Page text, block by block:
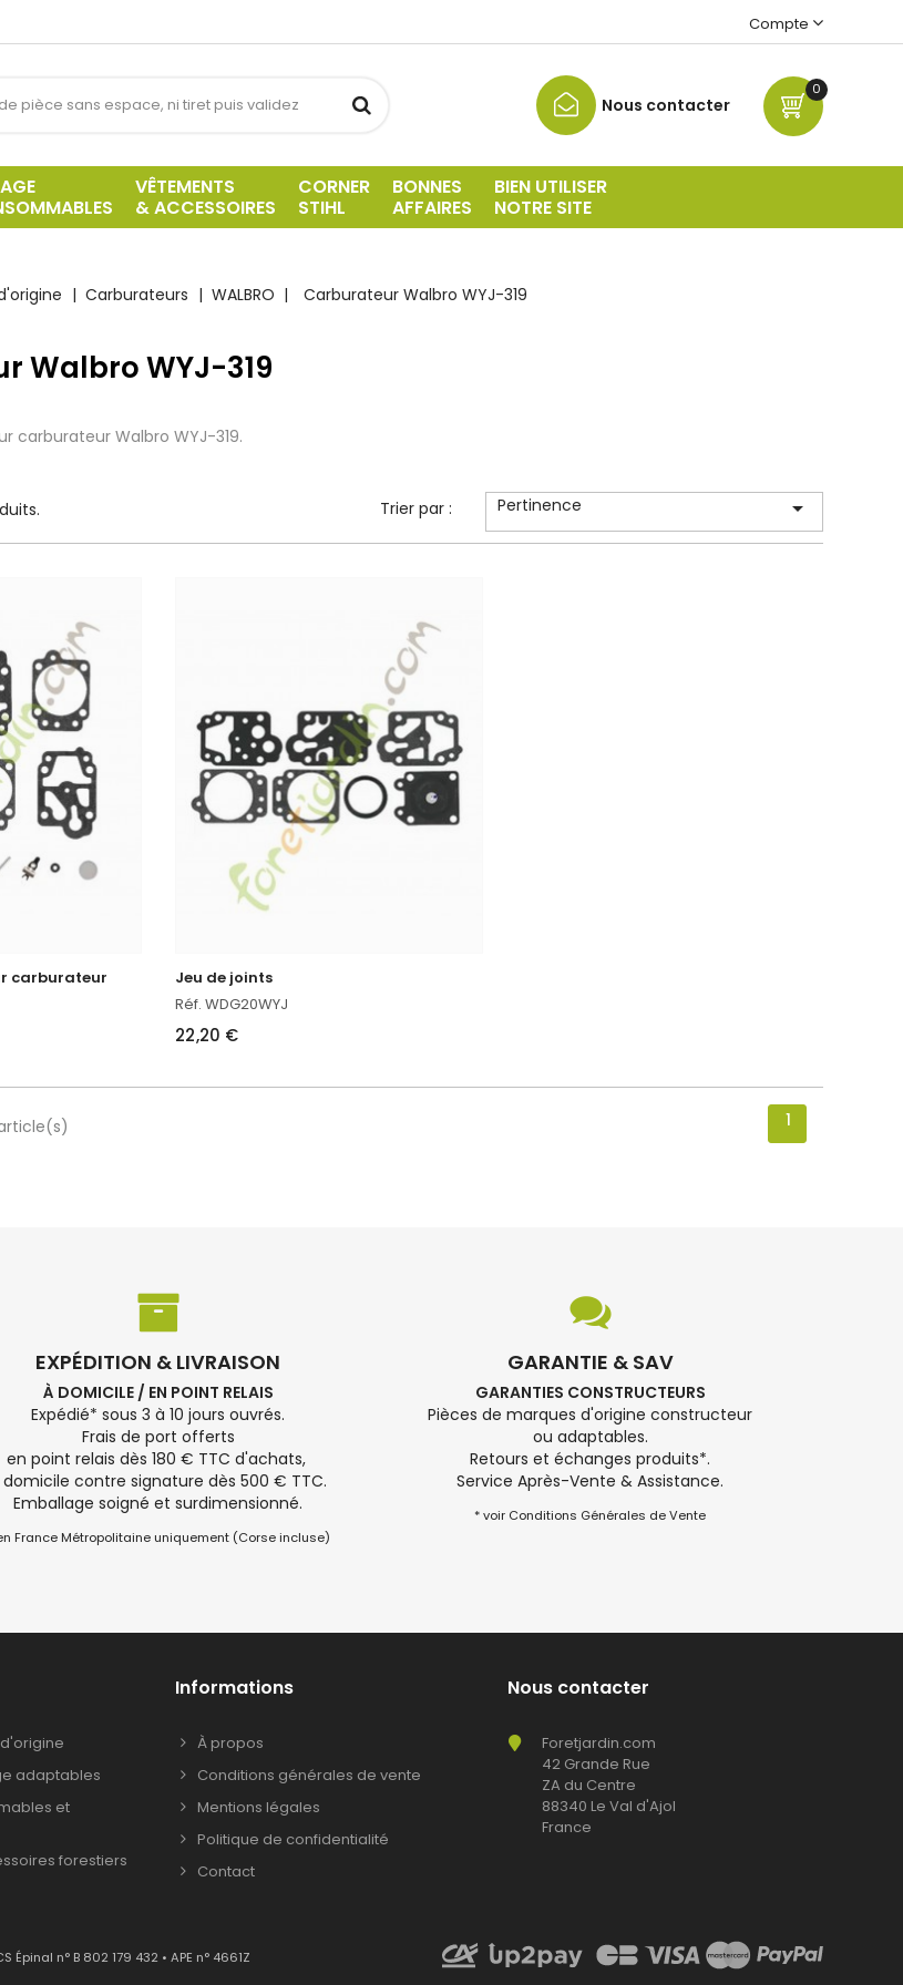
Compte
0
Nous contacter
VÊTEMENTS
& ACCESSOIRES
CORNER
STIHL
BONNES
AFFAIRES
BIEN UTILISER
NOTRE SITE
Carburateurs WALBRO Carburateur Walbro WYJ-319
Walbro WYJ-319
carburateur Walbro WYJ-319.
Trier par : Pertinence 
carburateur
Jeu de joints
Réf. WDG20WYJ
22,20 €
1
EXPÉDITION & LIVRAISON
À DOMICILE / EN POINT RELAIS
Expédié* sous 3 à 10 jours ouvrés.
Frais de port offerts
en point relais dès 180 € TTC d'achats,
domicile contre signature dès 500 € TTC.
Emballage soigné et surdimensionné.
France Métropolitaine uniquement (Corse incluse)
GARANTIE & SAV
GARANTIES CONSTRUCTEURS
Pièces de marques d'origine constructeur
ou adaptables.
Retours et échanges produits*.
Service Après-Vente & Assistance.
* voir Conditions Générales de Vente
adaptables
et
forestiers
Informations
À propos
Conditions générales de vente
Mentions légales
Politique de confidentialité
Contact
Nous contacter
Foretjardin.com
42 Grande Rue
ZA du Centre
88340 Le Val d'Ajol
France
Épinal n° B 802 179 432 • APE n° 4661Z